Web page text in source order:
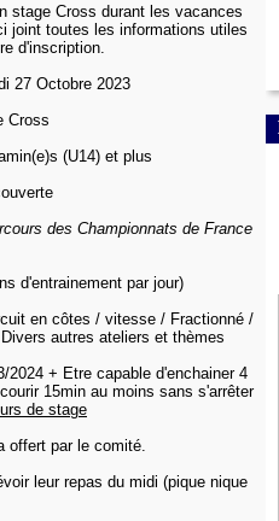
stage Cross durant les vacances
joint toutes les informations utiles
d'inscription.
27 Octobre 2023
Cross
(U14) et plus
des Championnats de France
d'entrainement par jour)
en côtes / vitesse / Fractionné /
autres ateliers et thèmes
2024 + Etre capable d'enchainer 4
15min au moins sans s'arrêter
de stage
offert par le comité.
leur repas du midi (pique nique